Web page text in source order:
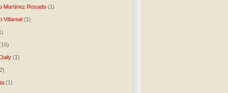
Martínez Rosado (1)
Villareal (1)
(1)
(1)